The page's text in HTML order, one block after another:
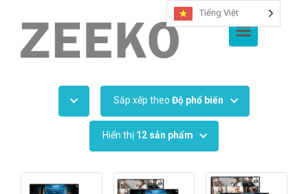
Sắp xếp theoĐộ phổ biến
Hiển thị 12 sản phẩm
Tiếng Việt